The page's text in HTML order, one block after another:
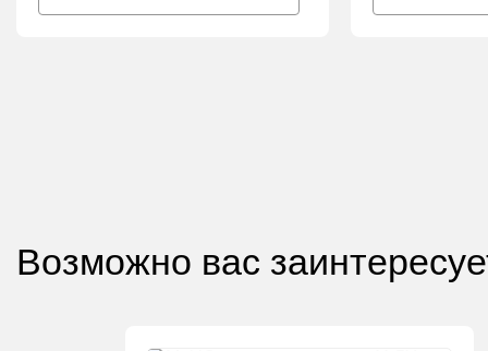
Возможно вас